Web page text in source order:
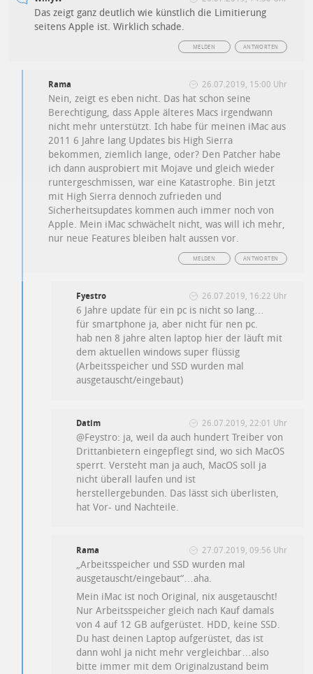
Das zeigt ganz deutlich wie künstlich die Limitierung
seitens Apple ist. Wirklich schade.
ANTWORTEN
MELDEN
Rama 26.07.2019, 15:00 Uhr
Nein, zeigt es eben nicht. Das hat schon seine
Berechtigung, dass Apple älteres Macs irgendwann
nicht mehr unterstützt. Ich habe für meinen iMac aus
2011 6 Jahre lang Updates bis High Sierra
bekommen, ziemlich lange, oder? Den Patcher habe
ich dann ausprobiert mit Mojave und gleich wieder
runtergeschmissen, war eine Katastrophe. Bin jetzt
mit High Sierra dennoch zufrieden und
Sicherheitsupdates kommen auch immer noch von
Apple. Mein iMac schwächelt nicht, was will ich mehr,
nur neue Features bleiben halt aussen vor.
ANTWORTEN
MELDEN
Fyestro 26.07.2019, 16:22 Uhr
6 Jahre update für ein pc is nicht so lang…
für smartphone ja, aber nicht für nen pc.
hab nen 8 jahre alten laptop hier der läuft mit
dem aktuellen windows super flüssig
(Arbeitsspeicher und SSD wurden mal
ausgetauscht/eingebaut)
Datim 26.07.2019, 22:01 Uhr
@Feystro: ja, weil da auch hundert Treiber von
Drittanbietern eingepflegt sind, wo sich MacOS
sperrt. Versteht man ja auch, MacOS soll ja
nicht überall laufen und ist
herstellergebunden. Das lässt sich überlisten,
hat Vor- und Nachteile.
Rama 27.07.2019, 09:56 Uhr
„Arbeitsspeicher und SSD wurden mal
ausgetauscht/eingebaut“…aha.
Mein iMac ist noch Original, nix ausgetauscht!
Nur Arbeitsspeicher gleich nach Kauf damals
von 4 auf 12 GB aufgerüstet. HDD, keine SSD.
Du hast deinen Laptop aufgerüstet, das ist
dann wohl ja nicht mehr vergleichbar…also
bitte immer mit dem Originalzustand beim